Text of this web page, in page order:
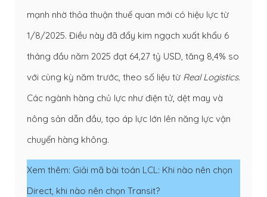
mạnh nhờ thỏa thuận thuế quan mới có hiệu lực từ
1/8/2025. Điều này đã đẩy kim ngạch xuất khẩu 6
tháng đầu năm 2025 đạt 64,27 tỷ USD, tăng 8,4% so
với cùng kỳ năm trước, theo số liệu từ Real Logistics.
Các ngành hàng chủ lực như điện tử, dệt may và
nông sản dẫn đầu, tạo áp lực lớn lên năng lực vận
chuyển hàng không.
Xem thêm: Giải mã bài toán LCL: Khi nào nên chọn
Direct, khi nào nên chọn Transit?